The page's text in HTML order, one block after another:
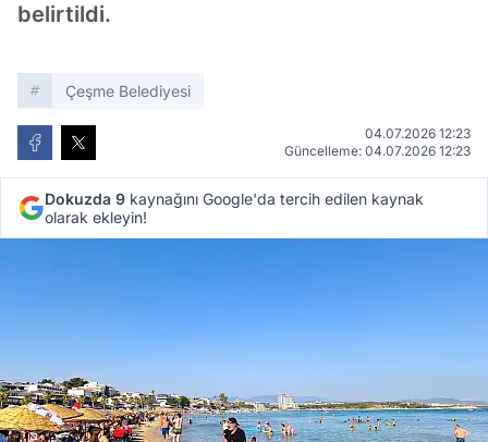
belirtildi.
Çeşme Belediyesi
04.07.2026 12:23
Güncelleme: 04.07.2026 12:23
Dokuzda 9 kaynağını Google'da tercih edilen kaynak
olarak ekleyin!